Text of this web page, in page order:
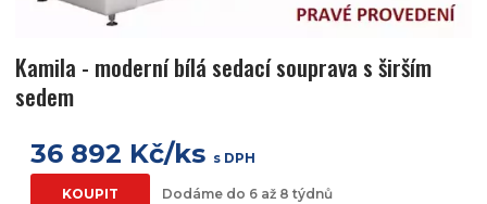
Kamila - moderní bílá sedací souprava s širším
sedem
36 892 Kč/ks s DPH
KOUPIT Dodáme do 6 až 8 týdnů